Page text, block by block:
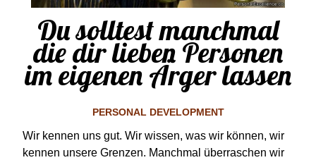
Du solltest manchmal
die dir lieben Personen
im eigenen Ärger lassen
PERSONAL DEVELOPMENT
Wir kennen uns gut. Wir wissen, was wir können, wir
kennen unsere Grenzen. Manchmal überraschen wir